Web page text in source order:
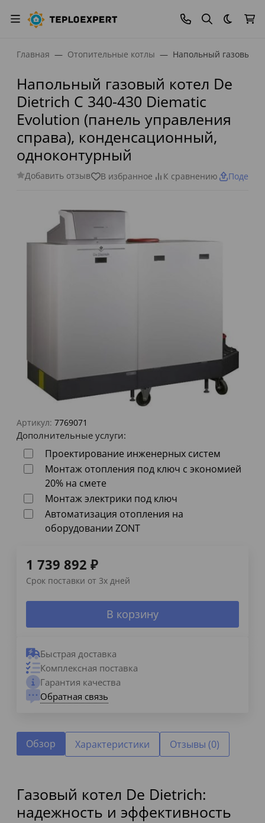
Темная
Главная Отопительные котлы Напольный газовый
Напольный газовый котел De
Dietrich C 340-430 Diematic
Evolution (панель управления
справа), конденсационный,
одноконтурный
Добавить отзыв В избранное К сравнению
Артикул: 7769071
Дополнительные услуги:
Проектирование инженерных систем
Монтаж отопления под ключ с экономией
20% на смете
Монтаж электрики под ключ
Автоматизация отопления на
оборудовании ZONT
1 739 892 ₽
Срок поставки от 3х дней
В корзину
Быстрая доставка
Комплексная поставка
Гарантия качества
Обратная связь
Обзор Характеристики Отзывы (0)
Газовый котел De Dietrich:
надежность и эффективность